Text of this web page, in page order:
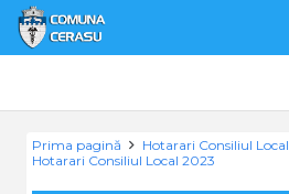
Prima pagină
Hotarari Consiliul Local
Hotarari Consiliul Local 2023